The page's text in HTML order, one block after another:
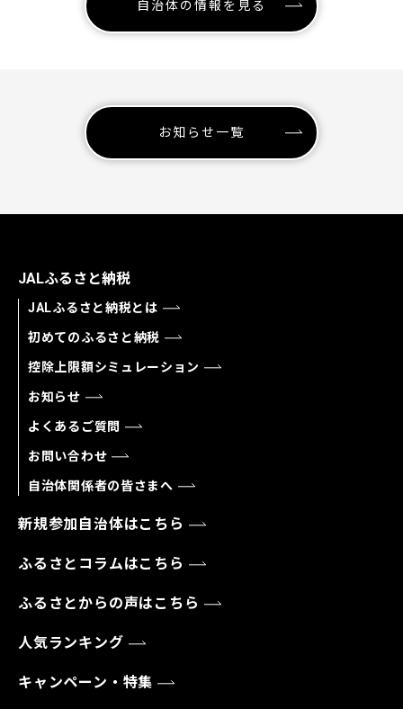
自治体の情報を見る
お知らせ一覧
JALふるさと納税
JALふるさと納税とは
初めてのふるさと納税
控除上限額シミュレーション
お知らせ
よくあるご質問
お問い合わせ
自治体関係者の皆さまへ
新規参加自治体はこちら
ふるさとコラムはこちら
ふるさとからの声はこちら
人気ランキング
キャンペーン・特集